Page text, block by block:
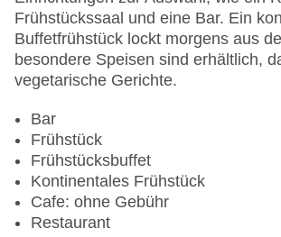
Frühstückssaal und eine Bar. Ein
Buffetfrühstück lockt morgens aus
besondere Speisen sind erhältlich,
vegetarische Gerichte.
Bar
Frühstück
Frühstücksbuffet
Kontinentales Frühstück
Cafe: ohne Gebühr
Restaurant